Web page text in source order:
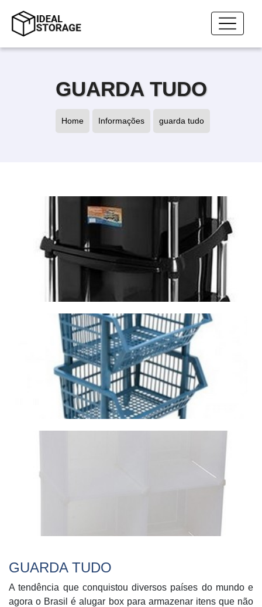
GUARDA TUDO
Home Informações guarda tudo
GUARDA TUDO
A tendência que conquistou diversos países do mundo e
agora o Brasil é alugar box para armazenar itens que não